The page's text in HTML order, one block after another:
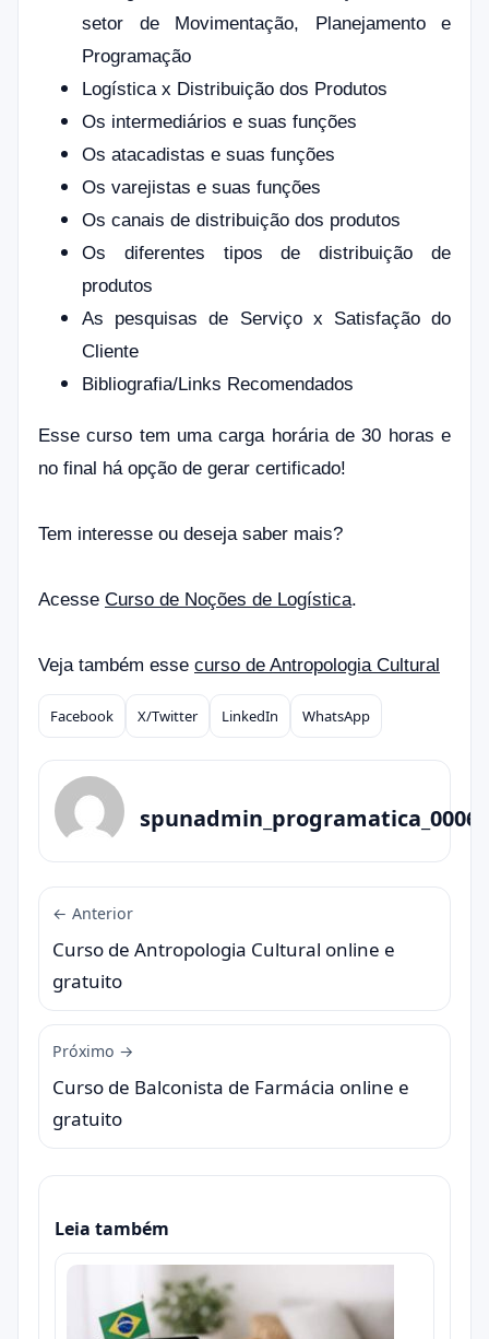
setor de Movimentação, Planejamento e
Programação
Logística x Distribuição dos Produtos
Os intermediários e suas funções
Os atacadistas e suas funções
Os varejistas e suas funções
Os canais de distribuição dos produtos
Os diferentes tipos de distribuição de
produtos
As pesquisas de Serviço x Satisfação do
Cliente
Bibliografia/Links Recomendados
Esse curso tem uma carga horária de 30 horas e
no final há opção de gerar certificado!
Tem interesse ou deseja saber mais?
Acesse Curso de Noções de Logística.
Veja também esse curso de Antropologia Cultural
Compartilhar
Facebook X/Twitter LinkedIn WhatsApp
spunadmin_programatica_0006
← Anterior
Curso de Antropologia Cultural online e
gratuito
Próximo →
Curso de Balconista de Farmácia online e
gratuito
Leia também